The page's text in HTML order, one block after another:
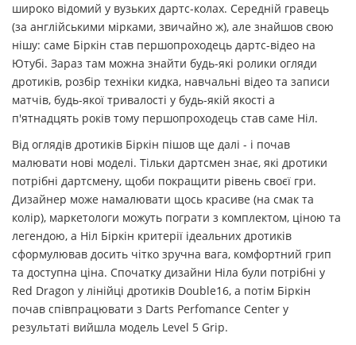
широко відомий у вузьких дартс-колах. Середній гравець
(за англійськими мірками, звичайно ж), але знайшов свою
нішу: саме Біркін став першопроходець дартс-відео на
Ютубі. Зараз там можна знайти будь-які ролики огляди
дротиків, розбір техніки кидка, навчальні відео та записи
матчів, будь-якої тривалості у будь-якій якості а
п'ятнадцять років тому першопроходець став саме Ніл.
Від оглядів дротиків Біркін пішов ще далі - і почав
малювати нові моделі. Тільки дартсмен знає, які дротики
потрібні дартсмену, щоби покращити рівень своєї гри.
Дизайнер може намалювати щось красиве (на смак та
колір), маркетологи можуть пограти з комплектом, ціною та
легендою, а Ніл Біркін критерії ідеальних дротиків
сформулював досить чітко зручна вага, комфортний грип
та доступна ціна. Спочатку дизайни Ніла були потрібні у
Red Dragon у лінійці дротиків Double16, а потім Біркін
почав співпрацювати з Darts Perfomance Center у
результаті вийшла модель Level 5 Grip.